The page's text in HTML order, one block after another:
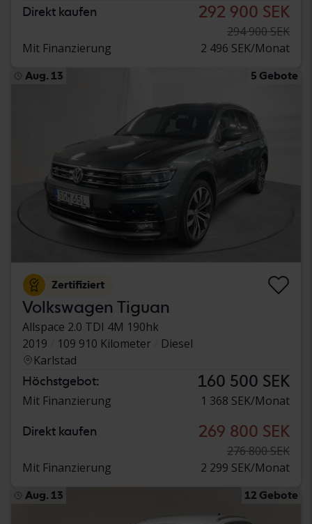
Direkt kaufen 292 900 SEK
294 900 SEK
Mit Finanzierung
2 496 SEK/Monat
Aug. 13 5 Gebote
Zertifiziert
Volkswagen Tiguan
Allspace 2.0 TDI 4M 190hk
2019
109 910 Kilometer
Diesel
Karlstad
Höchstgebot: 160 500 SEK
Mit Finanzierung 1 368 SEK/Monat
Direkt kaufen 269 800 SEK
276 800 SEK
Mit Finanzierung
2 299 SEK/Monat
Aug. 13 12 Gebote